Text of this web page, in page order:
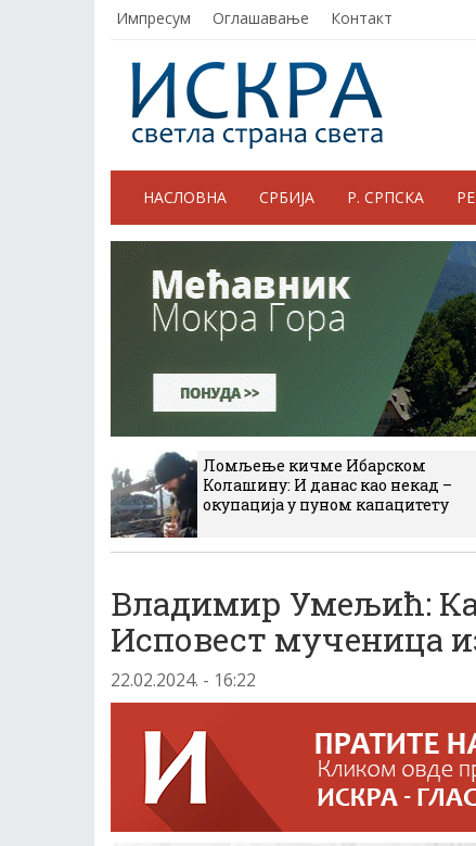
Импресум Оглашавање Контакт
НАСЛОВНА СРБИЈА Р. СРПСКА
Ломљење кичме Ибарском
Колашину: И данас као некад –
окупација у пуном капацитету
Владимир Умељић:
Исповест мученица
22.02.2024. - 16:22